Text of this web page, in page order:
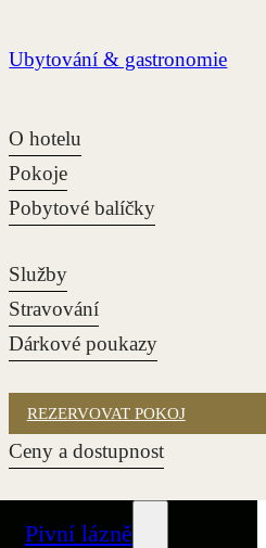
Ubytování & gastronomie
O hotelu
Pokoje
Pobytové balíčky
Služby
Stravování
Dárkové poukazy
REZERVOVAT POKOJ
Ceny a dostupnost
Pivní lázně